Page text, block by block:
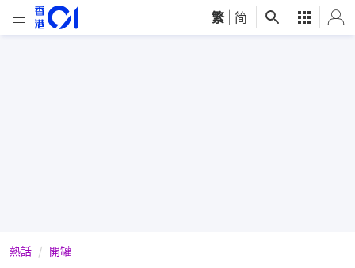
繁 简
熱話 開罐